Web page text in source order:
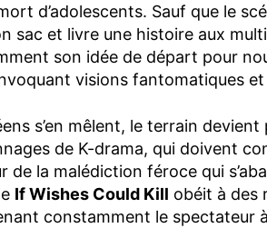
d’adolescents. Sauf que le
sac et livre une histoire aux
son idée de départ pour
visions fantomatiques
s’en mêlent, le terrain
de K-drama, qui doivent
de la malédiction féroce qui
If Wishes Could Kill obéit à des
constamment le spectateur